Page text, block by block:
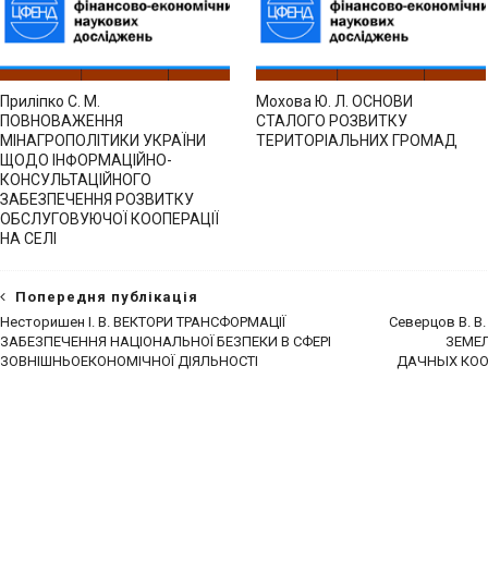
Приліпко С. М.
ПОВНОВАЖЕННЯ
МІНАГРОПОЛІТИКИ УКРАЇНИ
ЩОДО ІНФОРМАЦІЙНО-
КОНСУЛЬТАЦІЙНОГО
ЗАБЕЗПЕЧЕННЯ РОЗВИТКУ
ОБСЛУГОВУЮЧОЇ КООПЕРАЦІЇ
НА СЕЛІ
Мохова Ю. Л. ОСНОВИ
СТАЛОГО РОЗВИТКУ
ТЕРИТОРІАЛЬНИХ ГРОМАД
Северцов В.
ДАЧНЫХ
Попередня публікація
Несторишен І. В. ВЕКТОРИ ТРАНСФОРМАЦІЇ
ЗАБЕЗПЕЧЕННЯ НАЦІОНАЛЬНОЇ БЕЗПЕКИ В СФЕРІ
ЗОВНІШНЬОЕКОНОМІЧНОЇ ДІЯЛЬНОСТІ